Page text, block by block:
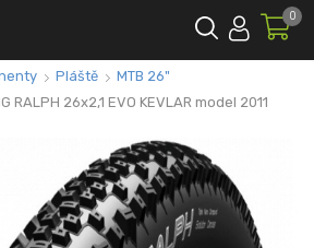
0
Pláště
MTB 26"
RALPH 26x2,1 EVO KEVLAR model 2011